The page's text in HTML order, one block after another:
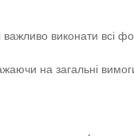
виконати всі
на загальні